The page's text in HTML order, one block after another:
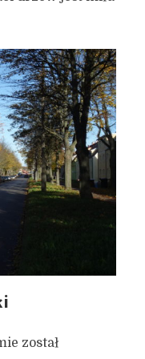
został